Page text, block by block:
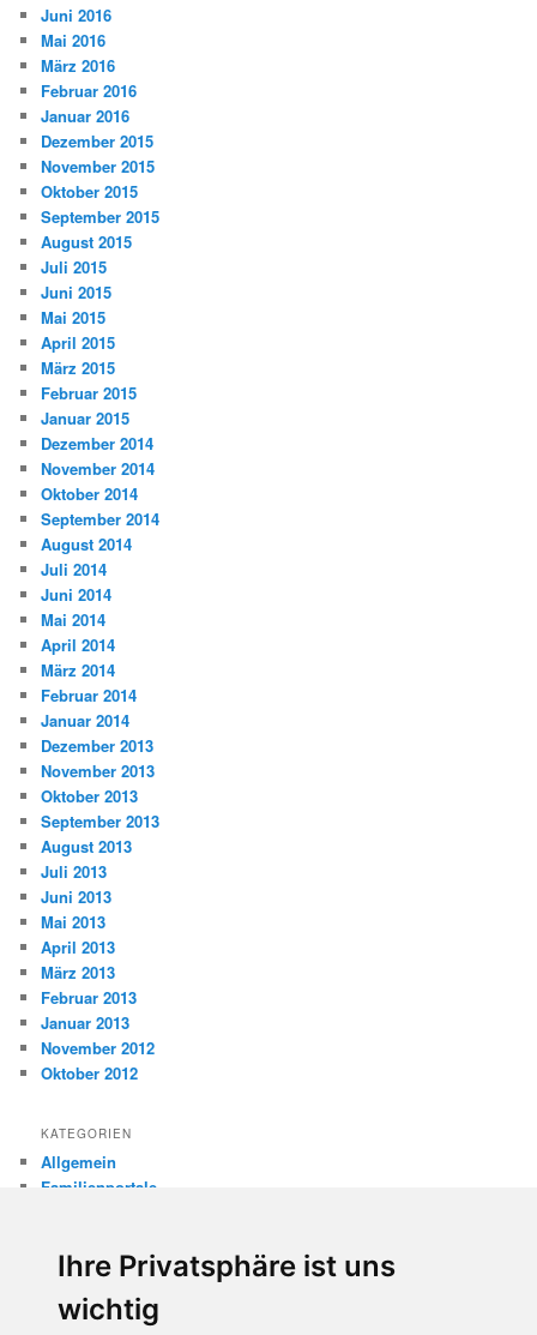
Ihre Privatsphäre ist uns
wichtig
Juni 2016
Mai 2016
März 2016
Februar 2016
Januar 2016
Dezember 2015
November 2015
Oktober 2015
September 2015
August 2015
Juli 2015
Juni 2015
Mai 2015
April 2015
März 2015
Februar 2015
Januar 2015
Dezember 2014
November 2014
Oktober 2014
September 2014
August 2014
Juli 2014
Juni 2014
Mai 2014
April 2014
März 2014
Februar 2014
Januar 2014
Dezember 2013
November 2013
Oktober 2013
September 2013
August 2013
Juli 2013
Juni 2013
Mai 2013
April 2013
März 2013
Februar 2013
Januar 2013
November 2012
Oktober 2012
KATEGORIEN
Allgemein
Familienportale
Internetsicherheit
Missbrauch